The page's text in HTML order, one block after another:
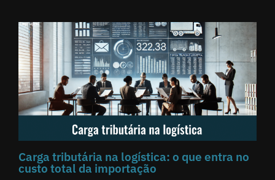
Carga tributária na logística: o que entra no
custo total da importação